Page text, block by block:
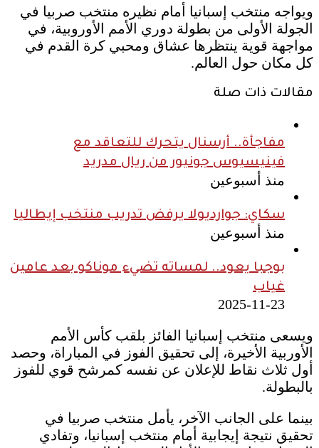
ويواجه منتخب إسبانيا أمام نظيره منتخب صربيا في
الجولة الأولى من بطولة دوري الأمم الأوروبية، في
مواجهة قوية ينتظرها عشاق ومحبي كرة القدم في
كل مكان حول العالم.
مقالات ذات صلة
مفاجأة.. أرسنال يتحرك للتعاقد مع
فينيسيوس جونيور من ريال مدريد
منذ أسبوعين
سكاي: جوارديولا يرفض تدريب منتخب إيطاليا
منذ أسبوعين
بوجبا يعود.. لمساته تضيء موناكو بعد عامين
غياب
2025-11-23
ويسعى منتخب إسبانيا الفائز بلقب كأس الأمم
الأوربية الأخيرة، إلى تحقيق الفوز في المباراة، وحصد
أول ثلاث نقاط للإعلان عن نفسه كمرشح قوي للفوز
بالبطولة.
بينما على الجانب الآخر، يأمل منتخب صربيا في
تحقيق نتيجة إيجابية أمام منتخب إسبانيا، وتفادي